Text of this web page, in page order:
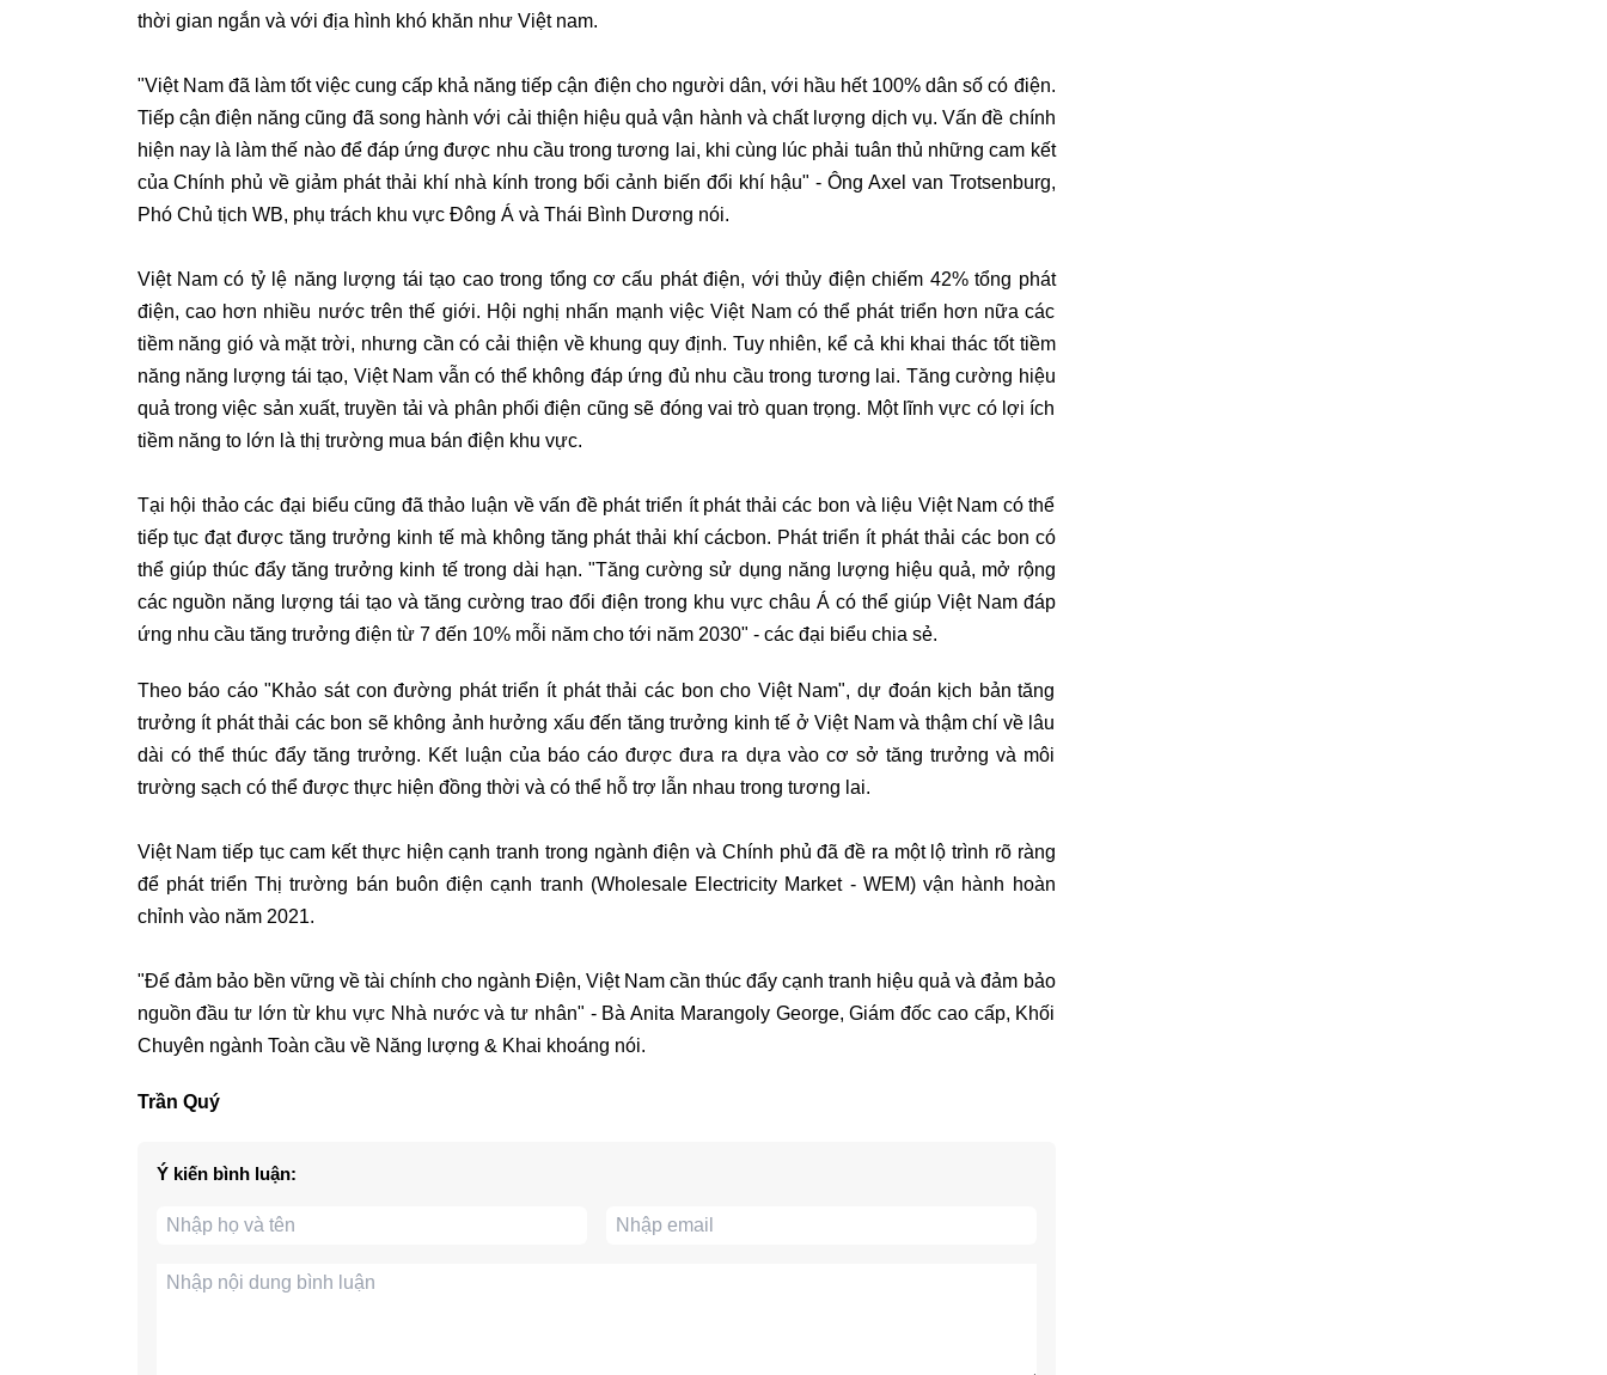
thời gian ngắn và với địa hình khó khăn như Việt nam.
"Việt Nam đã làm tốt việc cung cấp khả năng tiếp cận điện cho người dân, với hầu hết 100% dân số có điện.
Tiếp cận điện năng cũng đã song hành với cải thiện hiệu quả vận hành và chất lượng dịch vụ. Vấn đề chính
hiện nay là làm thế nào để đáp ứng được nhu cầu trong tương lai, khi cùng lúc phải tuân thủ những cam kết
của Chính phủ về giảm phát thải khí nhà kính trong bối cảnh biến đổi khí hậu" - Ông Axel van Trotsenburg,
Phó Chủ tịch WB, phụ trách khu vực Đông Á và Thái Bình Dương nói.
Việt Nam có tỷ lệ năng lượng tái tạo cao trong tổng cơ cấu phát điện, với thủy điện chiếm 42% tổng phát
điện, cao hơn nhiều nước trên thế giới. Hội nghị nhấn mạnh việc Việt Nam có thể phát triển hơn nữa các
tiềm năng gió và mặt trời, nhưng cần có cải thiện về khung quy định. Tuy nhiên, kể cả khi khai thác tốt tiềm
năng năng lượng tái tạo, Việt Nam vẫn có thể không đáp ứng đủ nhu cầu trong tương lai. Tăng cường hiệu
quả trong việc sản xuất, truyền tải và phân phối điện cũng sẽ đóng vai trò quan trọng. Một lĩnh vực có lợi ích
tiềm năng to lớn là thị trường mua bán điện khu vực.
Tại hội thảo các đại biểu cũng đã thảo luận về vấn đề phát triển ít phát thải các bon và liệu Việt Nam có thể
tiếp tục đạt được tăng trưởng kinh tế mà không tăng phát thải khí cácbon. Phát triển ít phát thải các bon có
thể giúp thúc đẩy tăng trưởng kinh tế trong dài hạn. "Tăng cường sử dụng năng lượng hiệu quả, mở rộng
các nguồn năng lượng tái tạo và tăng cường trao đổi điện trong khu vực châu Á có thể giúp Việt Nam đáp
ứng nhu cầu tăng trưởng điện từ 7 đến 10% mỗi năm cho tới năm 2030" - các đại biểu chia sẻ.
Theo báo cáo "Khảo sát con đường phát triển ít phát thải các bon cho Việt Nam", dự đoán kịch bản tăng
trưởng ít phát thải các bon sẽ không ảnh hưởng xấu đến tăng trưởng kinh tế ở Việt Nam và thậm chí về lâu
dài có thể thúc đẩy tăng trưởng. Kết luận của báo cáo được đưa ra dựa vào cơ sở tăng trưởng và môi
trường sạch có thể được thực hiện đồng thời và có thể hỗ trợ lẫn nhau trong tương lai.
Việt Nam tiếp tục cam kết thực hiện cạnh tranh trong ngành điện và Chính phủ đã đề ra một lộ trình rõ ràng
để phát triển Thị trường bán buôn điện cạnh tranh (Wholesale Electricity Market - WEM) vận hành hoàn
chỉnh vào năm 2021.
"Để đảm bảo bền vững về tài chính cho ngành Điện, Việt Nam cần thúc đẩy cạnh tranh hiệu quả và đảm bảo
nguồn đầu tư lớn từ khu vực Nhà nước và tư nhân" - Bà Anita Marangoly George, Giám đốc cao cấp, Khối
Chuyên ngành Toàn cầu về Năng lượng & Khai khoáng nói.
Trần Quý
Ý kiến bình luận: